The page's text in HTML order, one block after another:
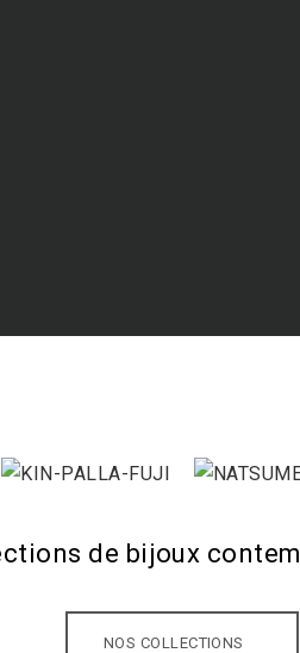
de bijoux
NOS COLLECTIONS